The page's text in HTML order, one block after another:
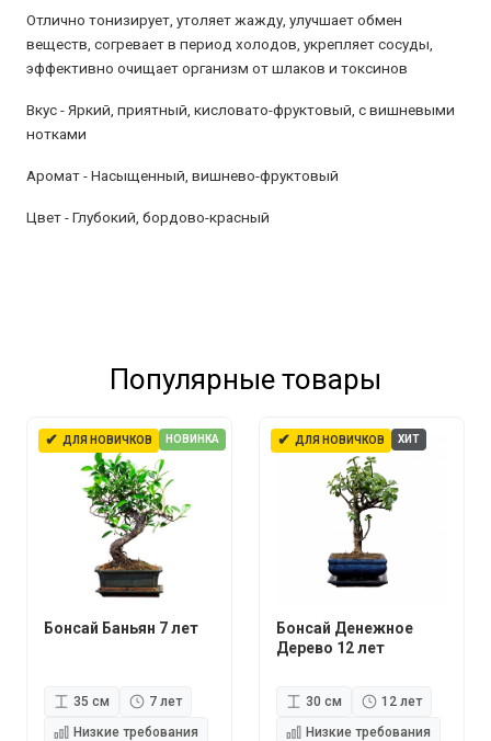
Отлично тонизирует, утоляет жажду, улучшает обмен
веществ, согревает в период холодов, укрепляет сосуды,
эффективно очищает организм от шлаков и токсинов
Вкус -Яркий, приятный, кисловато-фруктовый, с вишневыми
нотками
Аромат -Насыщенный, вишнево-фруктовый
Цвет -Глубокий, бордово-красный
Популярные товары
✔ ДЛЯ НОВИЧКОВ НОВИНКА
Бонсай Баньян 7 лет
35 см
7 лет
Низкие требования
✔ ДЛЯ НОВИЧКОВ ХИТ
Бонсай Денежное
Дерево 12 лет
30 см
12 лет
Низкие требования